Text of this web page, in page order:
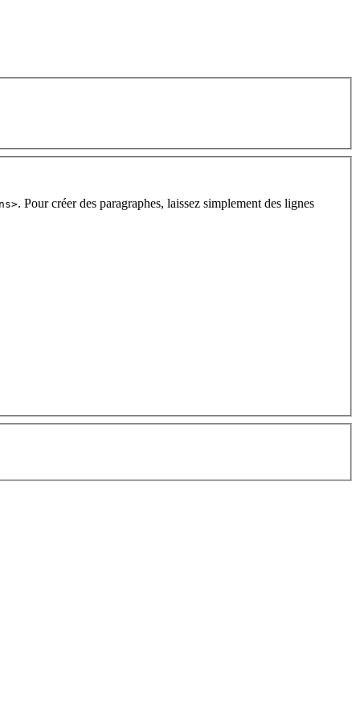
. Pour créer des paragraphes, laissez simplement des lignes